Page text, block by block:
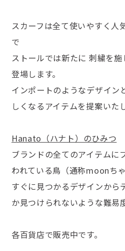
スカーフは全て使いやすく
で
ストールでは新たに 刺繍を
登場します。
インポートのようなデザイン
しくなるアイテムを提案いた
Hanato（ハナト）のひみつ
ブランドの全てのアイテムに
われている鳥（通称moonち
すぐに見つかるデザインから
か見つけられないような難易
各百貨店で販売中です。